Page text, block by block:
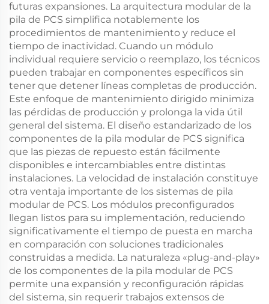
futuras expansiones. La arquitectura modular de la
pila de PCS simplifica notablemente los
procedimientos de mantenimiento y reduce el
tiempo de inactividad. Cuando un módulo
individual requiere servicio o reemplazo, los técnicos
pueden trabajar en componentes específicos sin
tener que detener líneas completas de producción.
Este enfoque de mantenimiento dirigido minimiza
las pérdidas de producción y prolonga la vida útil
general del sistema. El diseño estandarizado de los
componentes de la pila modular de PCS significa
que las piezas de repuesto están fácilmente
disponibles e intercambiables entre distintas
instalaciones. La velocidad de instalación constituye
otra ventaja importante de los sistemas de pila
modular de PCS. Los módulos preconfigurados
llegan listos para su implementación, reduciendo
significativamente el tiempo de puesta en marcha
en comparación con soluciones tradicionales
construidas a medida. La naturaleza «plug-and-play»
de los componentes de la pila modular de PCS
permite una expansión y reconfiguración rápidas
del sistema, sin requerir trabajos extensos de